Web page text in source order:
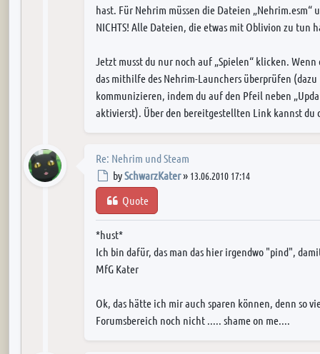
hast. Für Nehrim müssen die Dateien „Nehrim.esm“
NICHTS! Alle Dateien, die etwas mit Oblivion zu tun
Jetzt musst du nur noch auf „Spielen“ klicken.
das mithilfe des Nehrim-Launchers überprüfen
kommunizieren, indem du auf den Pfeil neben
aktivierst). Über den bereitgestellten Link kannst du
Re: Nehrim und Steam
Post
bySchwarzKater» 13.06.2010 17:14
Quote
*hust*
Ich bin dafür, das man das hier irgendwo "pind",
MfG Kater
Ok, das hätte ich mir auch sparen können, denn so
Forumsbereich noch nicht ..... shame on me....